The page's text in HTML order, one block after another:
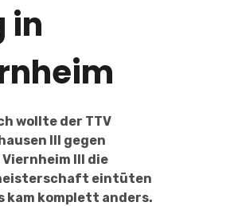
in
wollte der TTV
III gegen
III die
eintüten
kam komplett anders.